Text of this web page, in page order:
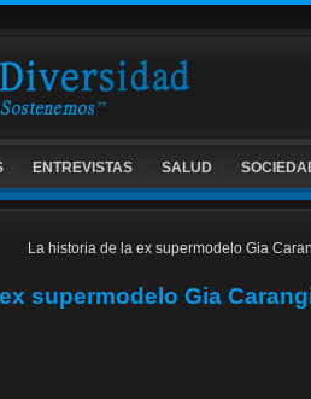
ENTREVISTAS SALUD
La historia de la ex supermodelo Gia
supermodelo Gia